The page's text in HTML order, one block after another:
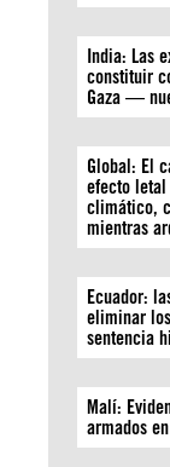
India: Las
constituir
Gaza —
Global: El
efecto
climático,
mientras
Ecuador:
eliminar
sentencia
Malí:
armados